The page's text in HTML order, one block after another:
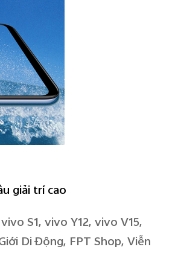
giải trí cao
S1, vivo Y12, vivo V15,
Di Động, FPT Shop, Viễn